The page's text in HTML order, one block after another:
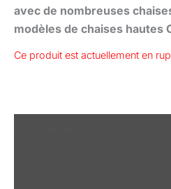
avec de nombreuses
modèles de chaises hautes
Ce produit est actuellement en